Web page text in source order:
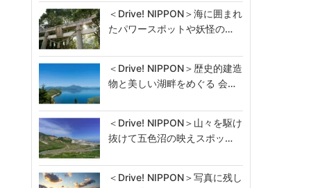
＜Drive! NIPPON＞海に囲まれ
たパワースポットや妖怪の…
＜Drive! NIPPON＞歴史的建造
物と美しい湖畔をめぐる 会…
＜Drive! NIPPON＞山々を駆け
抜けて五色沼の映えスポッ…
＜Drive! NIPPON＞写真に残し